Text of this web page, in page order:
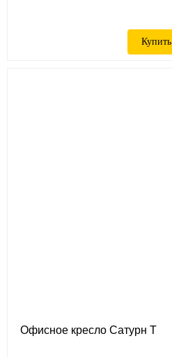
Купить
Офисное кресло Сатурн Т